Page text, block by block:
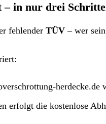
– in nur drei
fehlender TÜV – wer
herdecke.de
erfolgt die kostenlose